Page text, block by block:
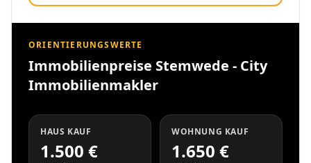
ORIENTIERUNGSWERTE
Immobilienpreise Stemwede - City
Immobilienmakler
HAUS KAUF
1.500 €
WOHNUNG KAUF
1.650 €